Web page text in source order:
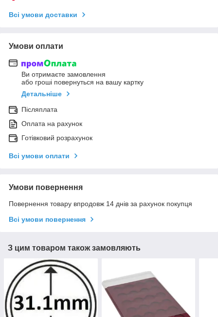
Всі умови доставки
Умови оплати
Ви отримаєте замовлення
або гроші повернуться на вашу картку
Детальніше
Післяплата
Оплата на рахунок
Готівковий розрахунок
Всі умови оплати
Умови повернення
Повернення товару впродовж 14 днів за рахунок покупця
Всі умови повернення
З цим товаром також замовляють